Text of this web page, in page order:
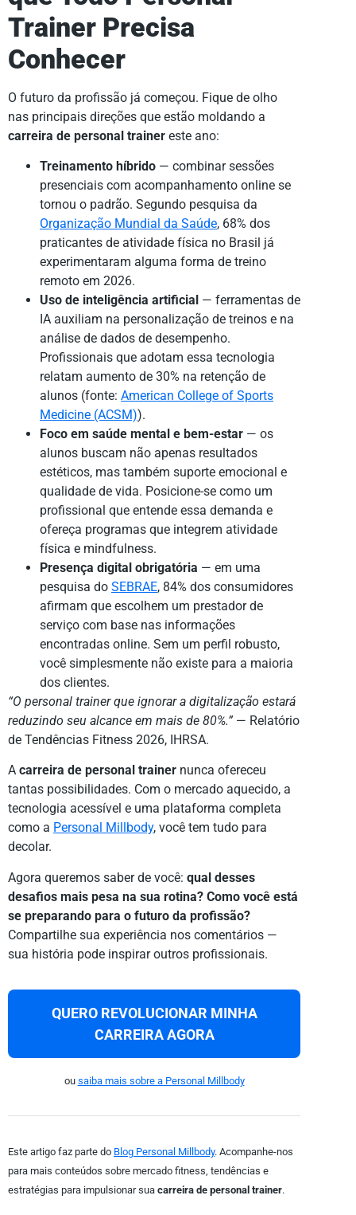
Trainer Precisa
Conhecer
O futuro da profissão já começou. Fique de olho
nas principais direções que estão moldando a
carreira de personal trainer este ano:
Treinamento híbrido — combinar sessões
presenciais com acompanhamento online se
tornou o padrão. Segundo pesquisa da
Organização Mundial da Saúde, 68% dos
praticantes de atividade física no Brasil já
experimentaram alguma forma de treino
remoto em 2026.
Uso de inteligência artificial — ferramentas de
IA auxiliam na personalização de treinos e na
análise de dados de desempenho.
Profissionais que adotam essa tecnologia
relatam aumento de 30% na retenção de
alunos (fonte: American College of Sports
Medicine (ACSM)).
Foco em saúde mental e bem-estar — os
alunos buscam não apenas resultados
estéticos, mas também suporte emocional e
qualidade de vida. Posicione-se como um
profissional que entende essa demanda e
ofereça programas que integrem atividade
física e mindfulness.
Presença digital obrigatória — em uma
pesquisa do SEBRAE, 84% dos consumidores
afirmam que escolhem um prestador de
serviço com base nas informações
encontradas online. Sem um perfil robusto,
você simplesmente não existe para a maioria
dos clientes.
“O personal trainer que ignorar a digitalização estará
reduzindo seu alcance em mais de 80%.”— Relatório
de Tendências Fitness 2026, IHRSA.
A carreira de personal trainer nunca ofereceu
tantas possibilidades. Com o mercado aquecido, a
tecnologia acessível e uma plataforma completa
como a Personal Millbody, você tem tudo para
decolar.
Agora queremos saber de você: qual desses
desafios mais pesa na sua rotina? Como você está
se preparando para o futuro da profissão?
Compartilhe sua experiência nos comentários —
sua história pode inspirar outros profissionais.
QUERO REVOLUCIONAR MINHA
CARREIRA AGORA
ou saiba mais sobre a Personal Millbody
Este artigo faz parte do Blog Personal Millbody. Acompanhe-nos
para mais conteúdos sobre mercado fitness, tendências e
estratégias para impulsionar sua carreira de personal trainer.